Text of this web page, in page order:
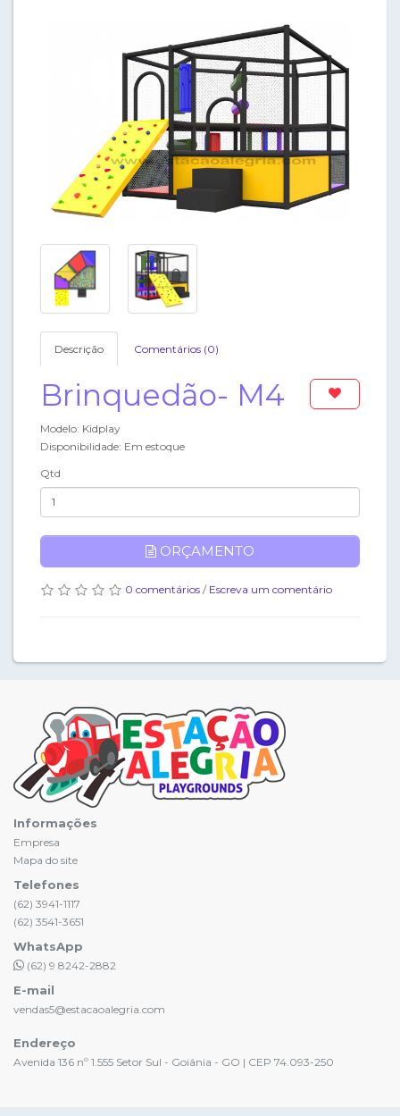
Descrição Comentários (0)
Brinquedão- M4
Modelo: Kidplay
Disponibilidade: Em estoque
Qtd
ORÇAMENTO
0 comentários / Escreva um comentário
Informações
Empresa
Mapa do site
Telefones
(62) 3941-1117
(62) 3541-3651
WhatsApp
(62) 9 8242-2882
E-mail
vendas5@estacaoalegria.com
Endereço
Avenida 136 nº 1.555 Setor Sul - Goiânia - GO | CEP 74.093-250